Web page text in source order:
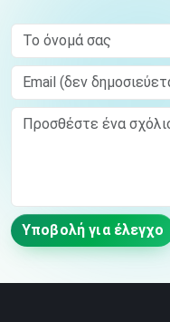
Το όνομά σας
Email (δεν δημοσιεύεται)
Comment
Υποβολή για έλεγχο